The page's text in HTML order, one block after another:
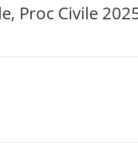
Proc Civile